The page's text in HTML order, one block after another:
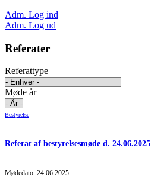
Adm. Log ind
Adm. Log ud
Referater
Referattype
Møde år
Bestyrelse
Referat af bestyrelsesmøde d. 24.06.2025
Mødedato: 24.06.2025